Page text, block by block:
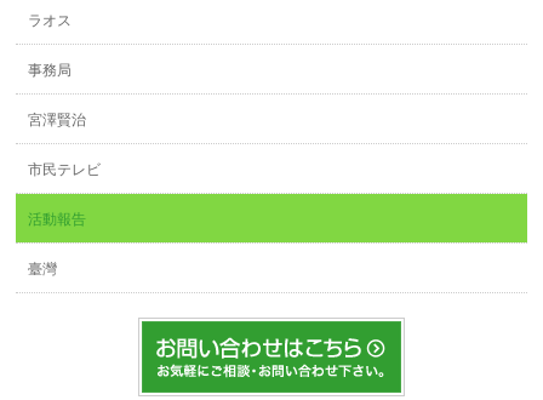
ラオス
事務局
宮澤賢治
市民テレビ
活動報告
臺灣